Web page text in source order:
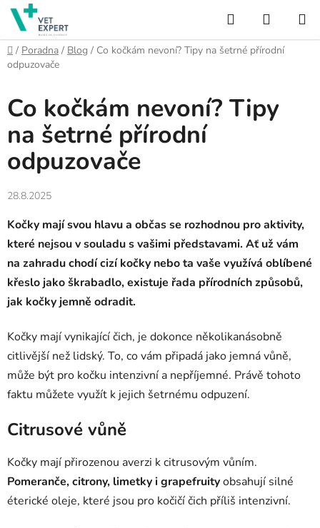
Přejít
obsah
Hledat
KOŠÍK
Domů
/ Poradna / Blog / Co kočkám nevoní? Tipy na šetrné přírodní
odpuzovače
Co kočkám nevoní? Tipy
na šetrné přírodní
odpuzovače
28.8.2025
Kočky mají svou hlavu a občas se rozhodnou pro aktivity,
které nejsou v souladu s vašimi představami. Ať už vám
na zahradu chodí cizí kočky nebo ta vaše využívá oblíbené
křeslo jako škrabadlo, existuje řada přírodních způsobů,
jak kočky jemně odradit.
Kočky mají vynikající čich, je dokonce několikanásobně
citlivější než lidský. To, co vám připadá jako jemná vůně,
může být pro kočku intenzivní a nepříjemné. Právě tohoto
faktu můžete využít k jejich šetrnému odpuzení.
Citrusové vůně
Kočky mají přirozenou averzi k citrusovým vůním.
Pomeranče, citrony, limetky i grapefruityobsahují silné
éterické oleje, které jsou pro kočičí čich příliš intenzivní.